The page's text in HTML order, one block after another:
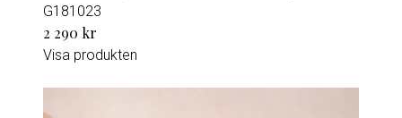
G181023
2 290 kr
Visa produkten